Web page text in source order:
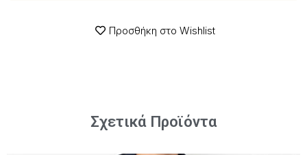
Προσθήκη στο Wishlist
Σχετικά Προϊόντα